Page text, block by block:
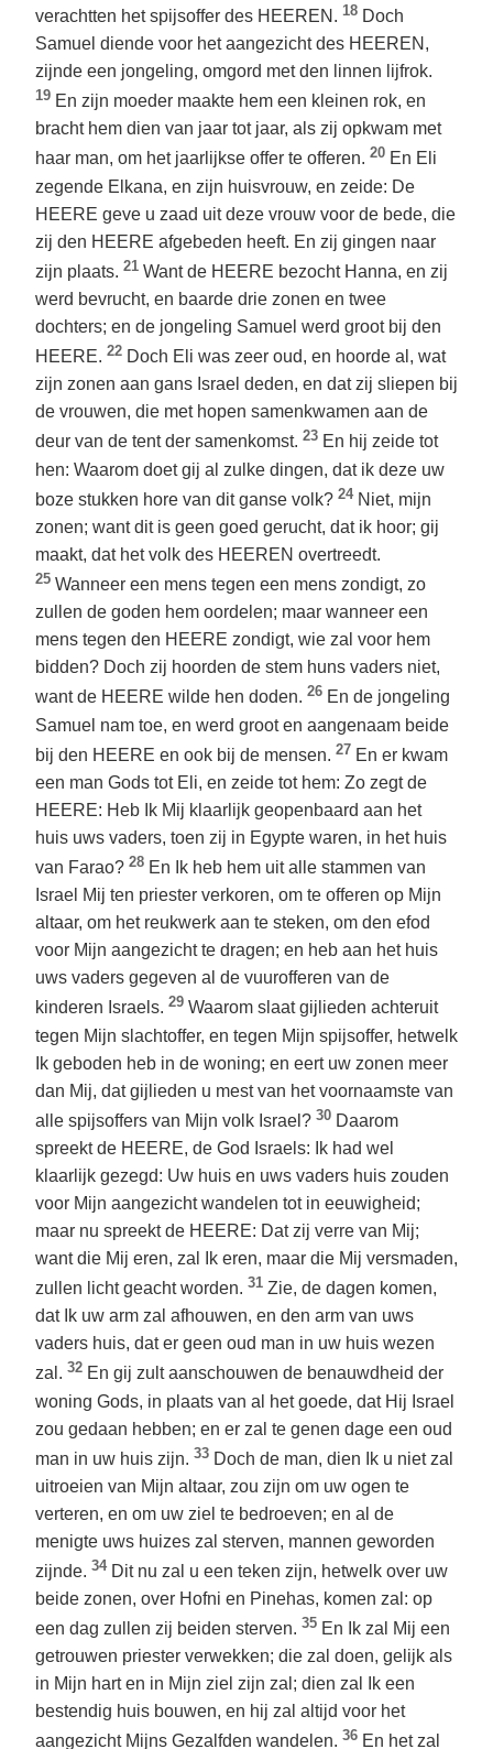
verachtten het spijsoffer des HEEREN. 18 Doch
Samuel diende voor het aangezicht des HEEREN,
zijnde een jongeling, omgord met den linnen lijfrok.
19 En zijn moeder maakte hem een kleinen rok, en
bracht hem dien van jaar tot jaar, als zij opkwam met
haar man, om het jaarlijkse offer te offeren. 20 En Eli
zegende Elkana, en zijn huisvrouw, en zeide: De
HEERE geve u zaad uit deze vrouw voor de bede, die
zij den HEERE afgebeden heeft. En zij gingen naar
zijn plaats. 21 Want de HEERE bezocht Hanna, en zij
werd bevrucht, en baarde drie zonen en twee
dochters; en de jongeling Samuel werd groot bij den
HEERE. 22 Doch Eli was zeer oud, en hoorde al, wat
zijn zonen aan gans Israel deden, en dat zij sliepen bij
de vrouwen, die met hopen samenkwamen aan de
deur van de tent der samenkomst. 23 En hij zeide tot
hen: Waarom doet gij al zulke dingen, dat ik deze uw
boze stukken hore van dit ganse volk? 24 Niet, mijn
zonen; want dit is geen goed gerucht, dat ik hoor; gij
maakt, dat het volk des HEEREN overtreedt.
25 Wanneer een mens tegen een mens zondigt, zo
zullen de goden hem oordelen; maar wanneer een
mens tegen den HEERE zondigt, wie zal voor hem
bidden? Doch zij hoorden de stem huns vaders niet,
want de HEERE wilde hen doden. 26 En de jongeling
Samuel nam toe, en werd groot en aangenaam beide
bij den HEERE en ook bij de mensen. 27 En er kwam
een man Gods tot Eli, en zeide tot hem: Zo zegt de
HEERE: Heb Ik Mij klaarlijk geopenbaard aan het
huis uws vaders, toen zij in Egypte waren, in het huis
van Farao? 28 En Ik heb hem uit alle stammen van
Israel Mij ten priester verkoren, om te offeren op Mijn
altaar, om het reukwerk aan te steken, om den efod
voor Mijn aangezicht te dragen; en heb aan het huis
uws vaders gegeven al de vuurofferen van de
kinderen Israels. 29 Waarom slaat gijlieden achteruit
tegen Mijn slachtoffer, en tegen Mijn spijsoffer, hetwelk
Ik geboden heb in de woning; en eert uw zonen meer
dan Mij, dat gijlieden u mest van het voornaamste van
alle spijsoffers van Mijn volk Israel? 30 Daarom
spreekt de HEERE, de God Israels: Ik had wel
klaarlijk gezegd: Uw huis en uws vaders huis zouden
voor Mijn aangezicht wandelen tot in eeuwigheid;
maar nu spreekt de HEERE: Dat zij verre van Mij;
want die Mij eren, zal Ik eren, maar die Mij versmaden,
zullen licht geacht worden. 31 Zie, de dagen komen,
dat Ik uw arm zal afhouwen, en den arm van uws
vaders huis, dat er geen oud man in uw huis wezen
zal. 32 En gij zult aanschouwen de benauwdheid der
woning Gods, in plaats van al het goede, dat Hij Israel
zou gedaan hebben; en er zal te genen dage een oud
man in uw huis zijn. 33 Doch de man, dien Ik u niet zal
uitroeien van Mijn altaar, zou zijn om uw ogen te
verteren, en om uw ziel te bedroeven; en al de
menigte uws huizes zal sterven, mannen geworden
zijnde. 34 Dit nu zal u een teken zijn, hetwelk over uw
beide zonen, over Hofni en Pinehas, komen zal: op
een dag zullen zij beiden sterven. 35 En Ik zal Mij een
getrouwen priester verwekken; die zal doen, gelijk als
in Mijn hart en in Mijn ziel zijn zal; dien zal Ik een
bestendig huis bouwen, en hij zal altijd voor het
aangezicht Mijns Gezalfden wandelen. 36 En het zal